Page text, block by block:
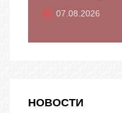
07.08.2026
НОВОСТИ